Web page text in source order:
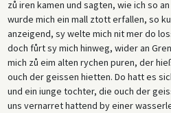
zů iren kamen und sagten, wie ich so
wurde mich ein mall ztott erfallen, so
anzeigend, sy welte mich nit mer do
doch fůrt sy mich hinweg, wider an
mich zů eim alten rychen puren, der
ouch der geissen hietten. Do hatt es
und ein iunge tochter, die ouch der
uns vernarret hattend by einer